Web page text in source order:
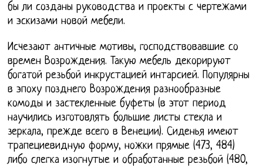
бы ли созданы руководства и проекты с чертежами
и эскизами новой мебели.
Исчезают античные мотивы, господствовавшие со
времен Возрождения. Такую мебель декорируют
богатой резьбой инкрустацией интарсией. Популярны
в эпоху позднего Возрождения разнообразные
комоды и застекленные буфеты (в этот период
научились изготовлять большие листы стекла и
зеркала, прежде всего в Венеции). Сиденья имеют
трапециевидную форму, ножки прямые (473, 484)
либо слегка изогнутые и обработанные резьбой (480,